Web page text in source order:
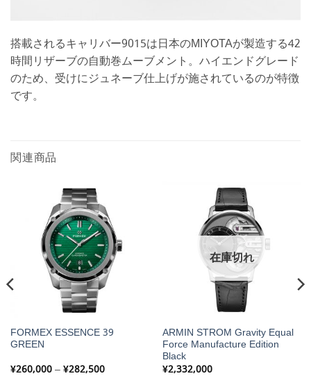
搭載されるキャリバー9015は日本のMIYOTAが製造する42
時間リザーブの自動巻ムーブメント。ハイエンドグレード
のため、受けにジュネーブ仕上げが施されているのが特徴
です。
関連商品
FORMEX ESSENCE 39
GREEN
¥260,000–¥282,500価
在庫切れ
ARMIN STROM Gravity Equal
Force Manufacture Edition
Black
¥2,332,000